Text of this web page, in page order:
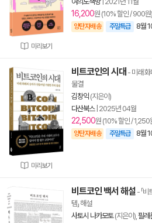
미리보기
16,200원 (10% 할인 / 900원)
양탄자배송 주말특급 8월
미리보기
비트코인의 시대 - 미래 화
물결
김창익 (지은이)
다산북스| 2025년 04월
22,500원 (10% 할인 / 1,250
양탄자배송 주말특급 8월
비트코인 백서 해설 - 「
템」 해설
사토시 나카모토(지은이), 필레